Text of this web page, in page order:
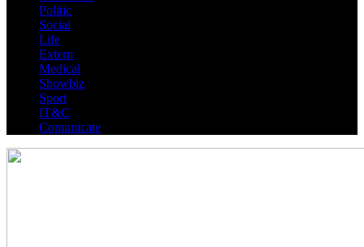
Politic
Social
Life
Extern
Medical
Showbiz
Sport
IT&C
Comunicate